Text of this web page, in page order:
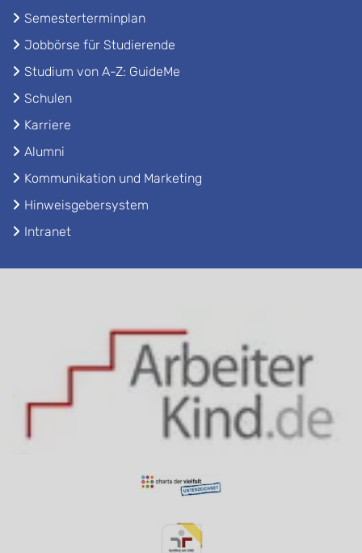
Semesterterminplan
Jobbörse für Studierende
Studium von A-Z: GuideMe
Schulen
Karriere
Alumni
Kommunikation und Marketing
Hinweisgebersystem
Intranet